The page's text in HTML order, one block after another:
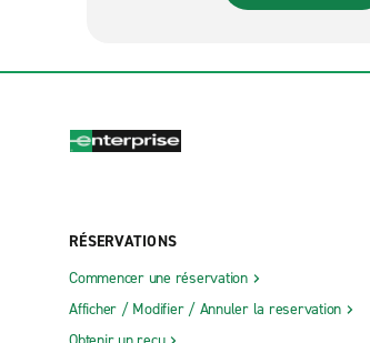
RÉSERVATIONS
Commencer une réservation
Afficher / Modifier / Annuler la reservation